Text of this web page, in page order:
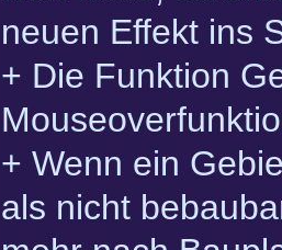
neuen Effekt ins
+ Die Funktion
+ Wenn ein
als nicht